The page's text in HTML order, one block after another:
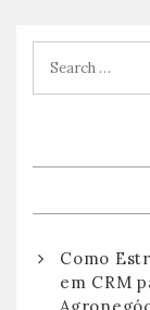
Como
em CRM